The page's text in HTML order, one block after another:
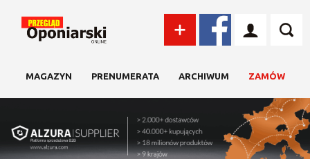
MAGAZYN PRENUMERATA ARCHIWUM ZAMÓW